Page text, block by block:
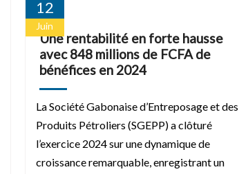
12
Juin
Une rentabilité en forte hausse
avec 848 millions de FCFA de
bénéfices en 2024
La Société Gabonaise d’Entreposage et des
Produits Pétroliers (SGEPP) a clôturé
l’exercice 2024 sur une dynamique de
croissance remarquable, enregistrant un